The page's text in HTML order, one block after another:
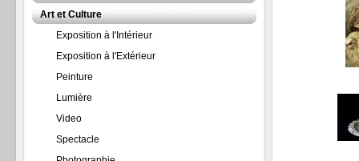
Art et Culture
Exposition à l'Intérieur
Exposition à l'Extérieur
Peinture
Lumière
Video
Spectacle